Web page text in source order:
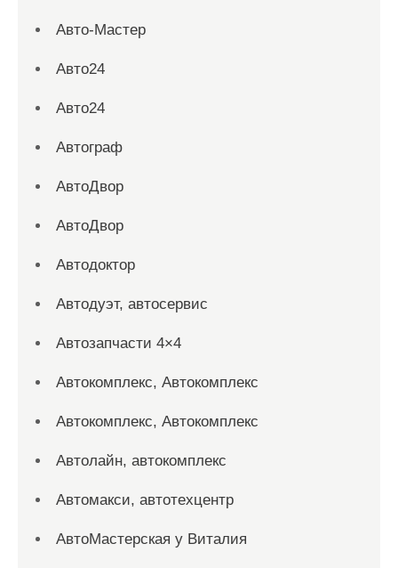
Авто-Мастер
Авто24
Авто24
Автограф
АвтоДвор
АвтоДвор
Автодоктор
Автодуэт, автосервис
Автозапчасти 4×4
Автокомплекс, Автокомплекс
Автокомплекс, Автокомплекс
Автолайн, автокомплекс
Автомакси, автотехцентр
АвтоМастерская у Виталия